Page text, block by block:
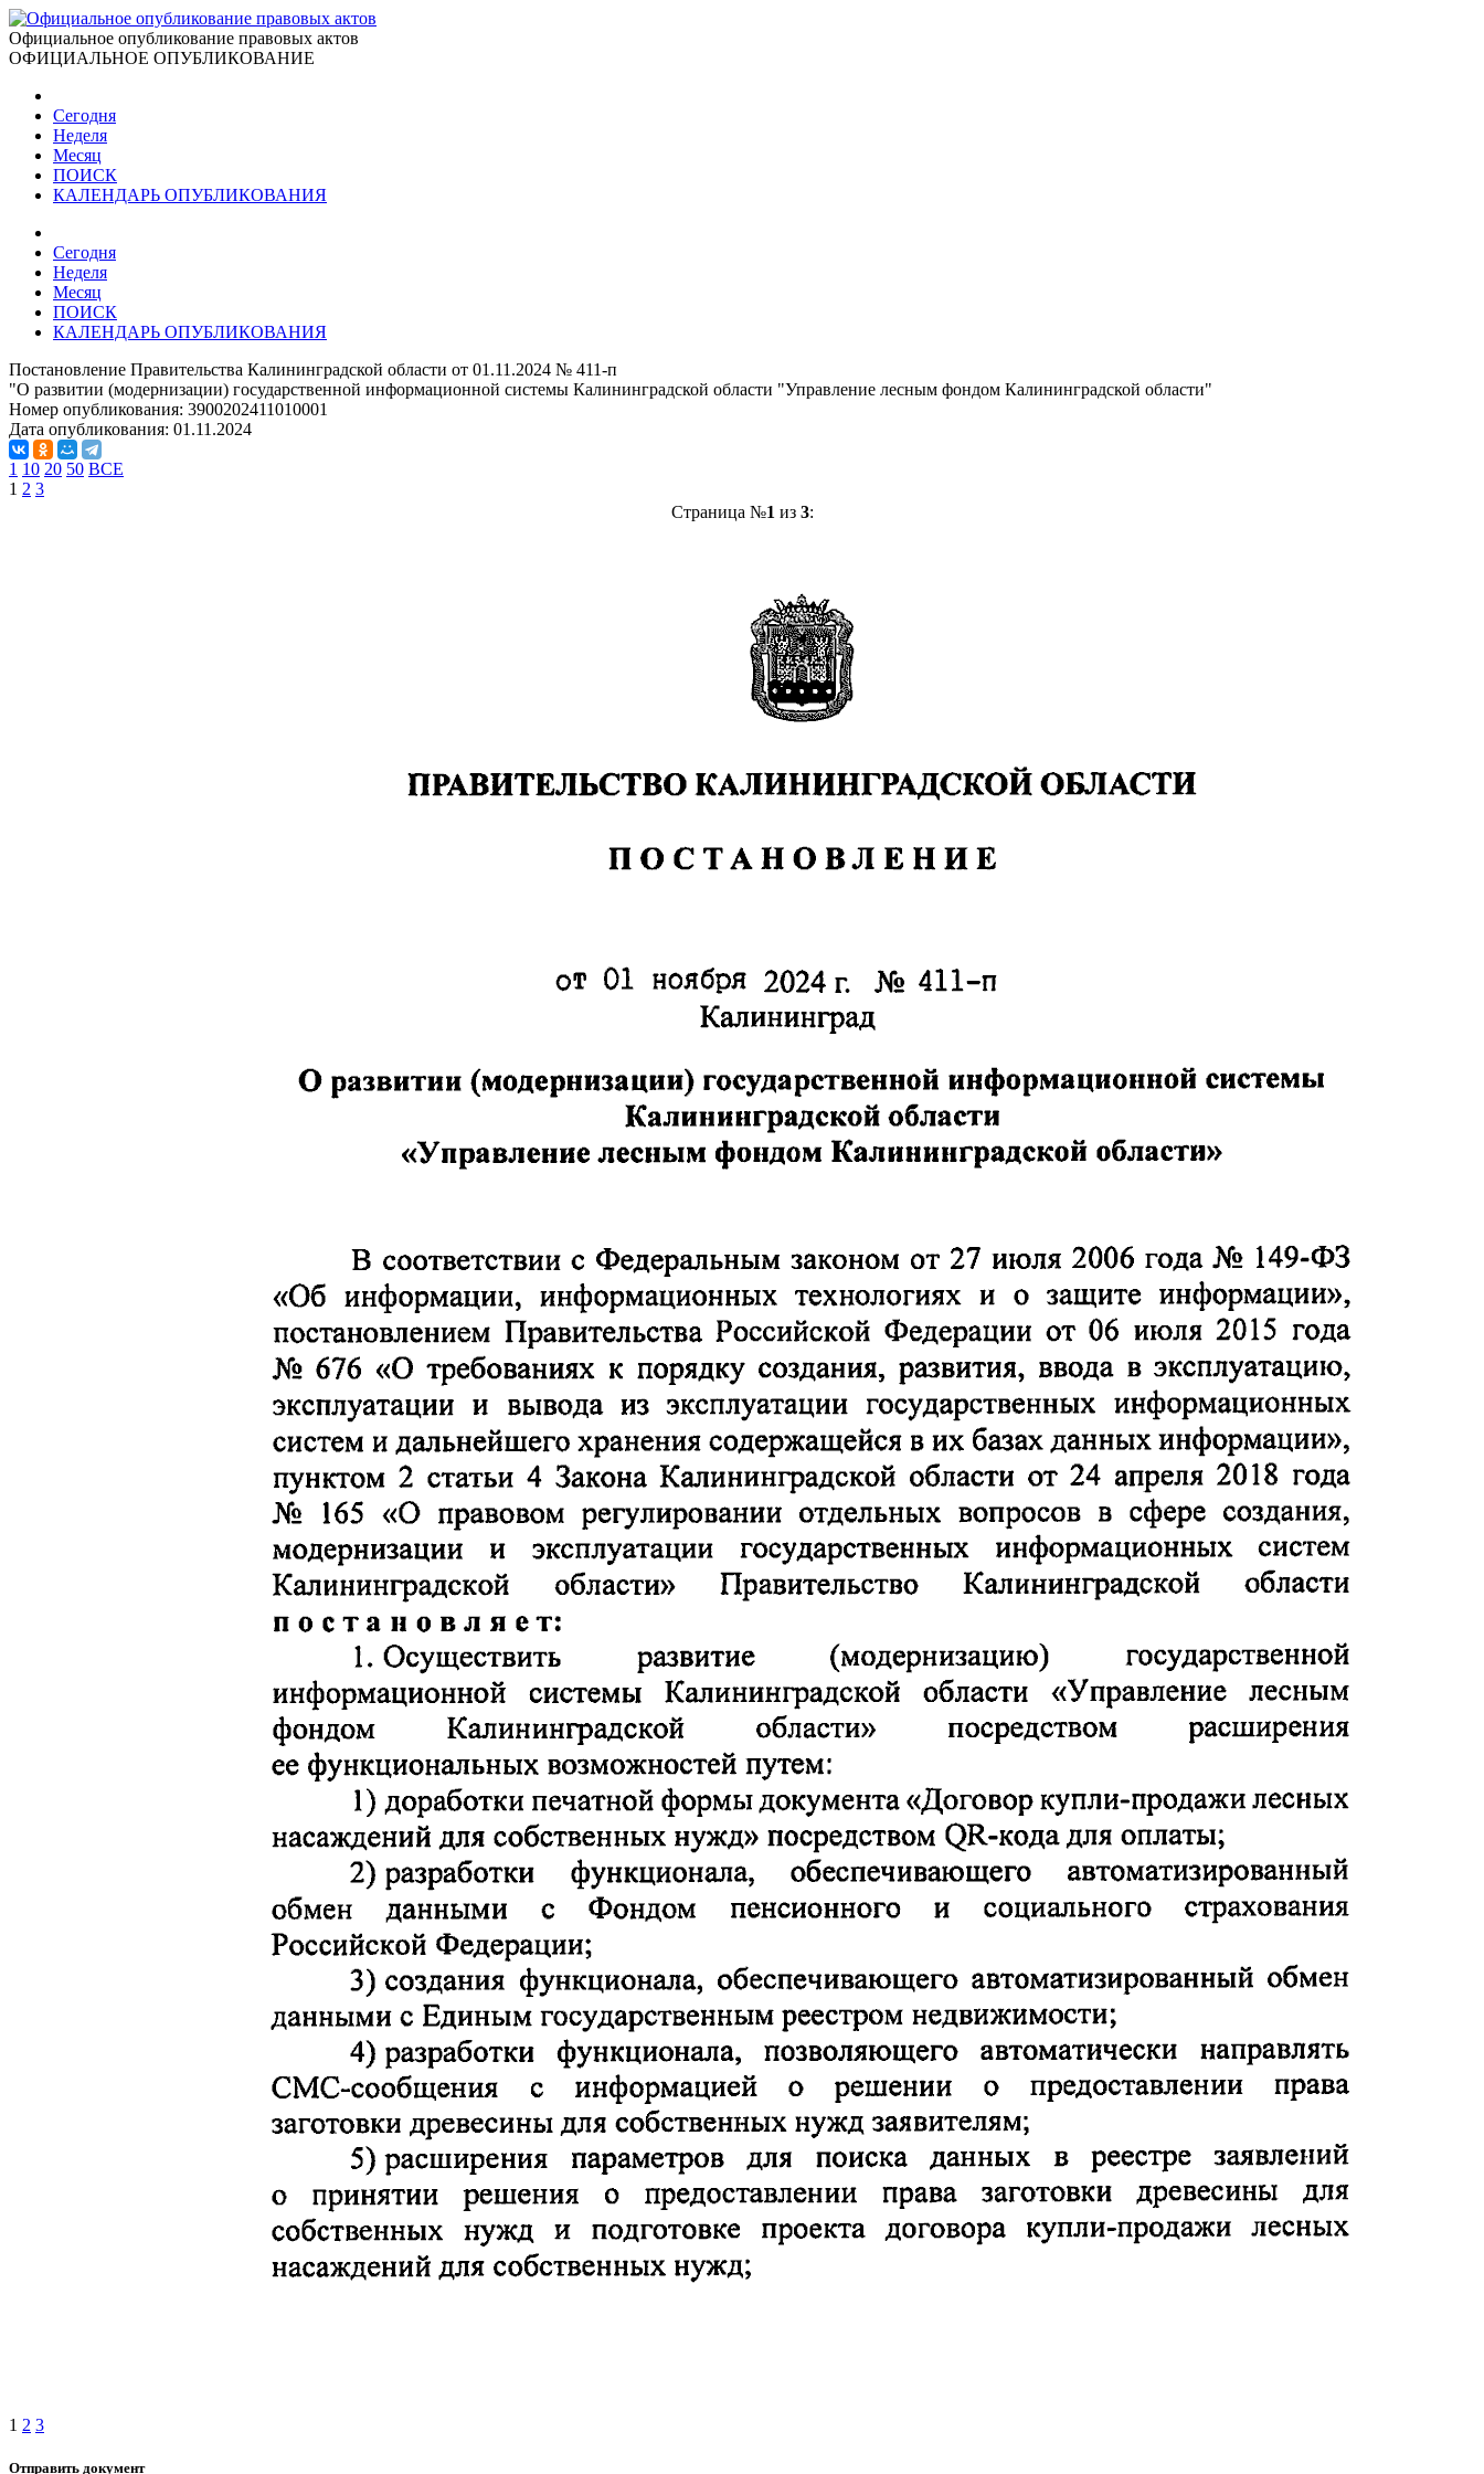
Официальное опубликование правовых актов
ОФИЦИАЛЬНОЕ ОПУБЛИКОВАНИЕ
Сегодня
Неделя
Месяц
ПОИСК
КАЛЕНДАРЬ ОПУБЛИКОВАНИЯ
Сегодня
Неделя
Месяц
ПОИСК
КАЛЕНДАРЬ ОПУБЛИКОВАНИЯ
Постановление Правительства Калининградской области от 01.11.2024 № 411-п
"О развитии (модернизации) государственной информационной системы Калининградской области "Управление лесным фондом Калининградской области"
Номер опубликования: 3900202411010001
Дата опубликования: 01.11.2024
1 10 20 50 ВСЕ
1 2 3
Страница №1 из 3:
1 2 3
Отправить документ